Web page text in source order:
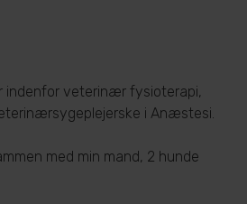
indenfor veterinær fysioterapi,
i Anæstesi.
med min mand, 2 hunde